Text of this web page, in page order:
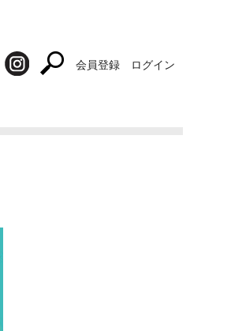
会員登録 ログイン